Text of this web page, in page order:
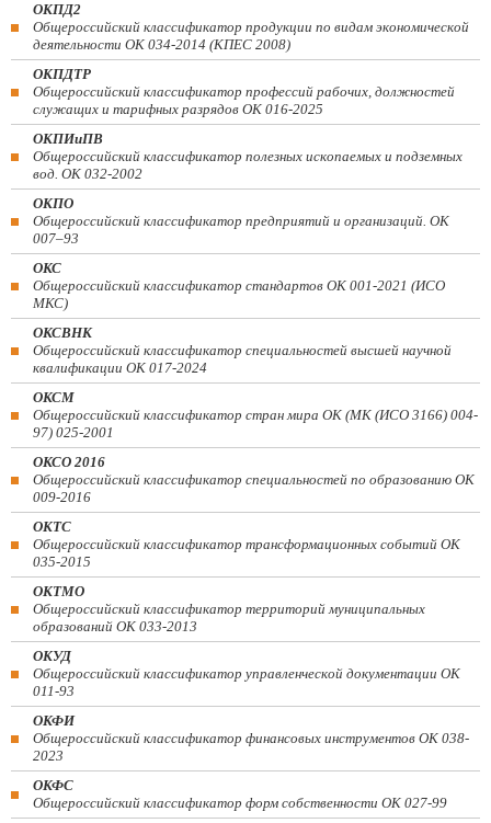
ОКПД2
Общероссийский классификатор продукции по видам экономической
деятельности ОК 034-2014 (КПЕС 2008)
ОКПДТР
Общероссийский классификатор профессий рабочих, должностей
служащих и тарифных разрядов ОК 016-2025
ОКПИиПВ
Общероссийский классификатор полезных ископаемых и подземных
вод. ОК 032-2002
ОКПО
Общероссийский классификатор предприятий и организаций. ОК
007–93
ОКС
Общероссийский классификатор стандартов ОК 001-2021 (ИСО
МКС)
ОКСВНК
Общероссийский классификатор специальностей высшей научной
квалификации ОК 017-2024
ОКСМ
Общероссийский классификатор стран мира ОК (МК (ИСО 3166) 004-
97) 025-2001
ОКСО 2016
Общероссийский классификатор специальностей по образованию ОК
009-2016
ОКТС
Общероссийский классификатор трансформационных событий ОК
035-2015
ОКТМО
Общероссийский классификатор территорий муниципальных
образований ОК 033-2013
ОКУД
Общероссийский классификатор управленческой документации ОК
011-93
ОКФИ
Общероссийский классификатор финансовых инструментов OK 038-
2023
ОКФС
Общероссийский классификатор форм собственности ОК 027-99